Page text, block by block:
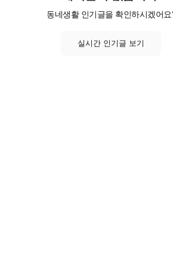
동네생활 인기글을 확인하시겠어요
실시간 인기글 보기